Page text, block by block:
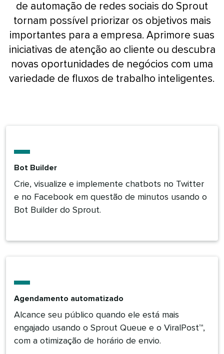
de automação de redes sociais do Sprout
tornam possível priorizar os objetivos mais
importantes para a empresa. Aprimore suas
iniciativas de atenção ao cliente ou descubra
novas oportunidades de negócios com uma
variedade de fluxos de trabalho inteligentes.​​
Bot Builder​​
Crie, visualize e implemente chatbots no Twitter
e no Facebook em questão de minutos usando o
Bot Builder do Sprout.​​
Agendamento automatizado​​
Alcance seu público quando ele está mais
engajado usando o Sprout Queue e o ViralPost™,
com a otimização de horário de envio.​​